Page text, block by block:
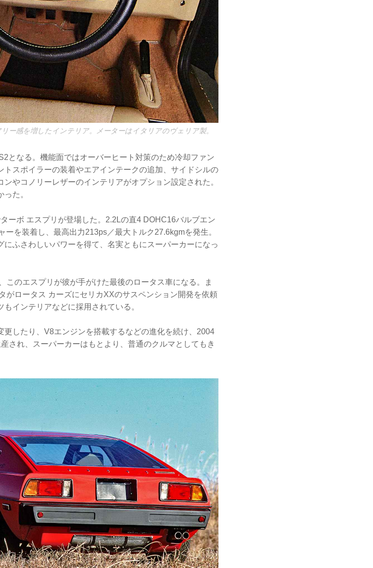
ー感を増したインテリア。メーターはイタリアのヴェリア製。
となる。機能面ではオーバーヒート対策のため冷却ファン
トスポイラーの装着やエアインテークの追加、サイドシルの
やコノリーレザーのインテリアがオプション設定された。
た。
ーボ エスプリが登場した。2.2Lの直4 DOHC16バルブエン
を装着し、最高出力213ps／最大トルク27.6kgmを発生。
ふさわしいパワーを得て、名実ともにスーパーカーになっ
このエスプリが彼が手がけた最後のロータス車になる。ま
がロータス カーズにセリカXXのサスペンション開発を依頼
インテリアなどに採用されている。
更したり、V8エンジンを搭載するなどの進化を続け、2004
され、スーパーカーはもとより、普通のクルマとしてもき